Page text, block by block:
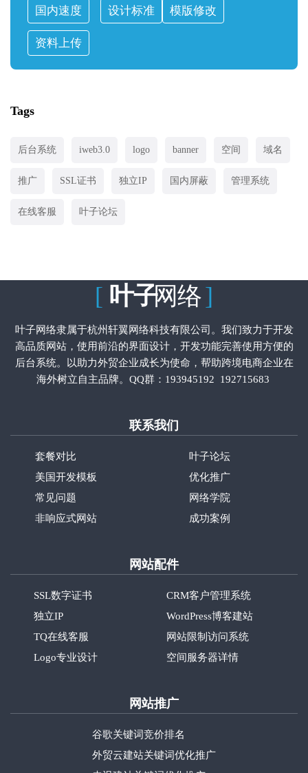
国内速度 设计标准 模版修改
资料上传
Tags
后台系统 iweb3.0 logo banner 空间 域名
推广 SSL证书 独立IP 国内屏蔽 管理系统
在线客服 叶子论坛
[ 叶子网络]
叶子网络隶属于杭州轩翼网络科技有限公司。我们致力于开发
高品质网站，使用前沿的界面设计，开发功能完善使用方便的
后台系统。以助力外贸企业成长为使命，帮助跨境电商企业在
海外树立自主品牌。QQ群： 193945192 192715683
联系我们
套餐对比
美国开发模板
常见问题
非响应式网站
叶子论坛
优化推广
网络学院
成功案例
网站配件
SSL数字证书
独立IP
TQ在线客服
Logo专业设计
CRM客户管理系统
WordPress博客建站
网站限制访问系统
空间服务器详情
网站推广
谷歌关键词竞价排名
外贸云建站关键词优化推广